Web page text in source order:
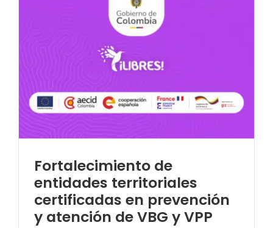
Fortalecimiento de
entidades territoriales
certificadas en prevención
y atención de VBG y VPP